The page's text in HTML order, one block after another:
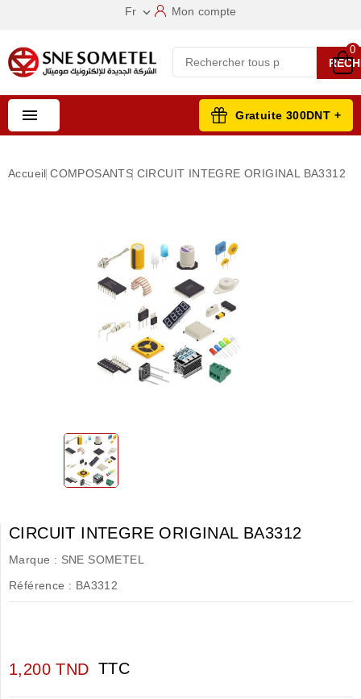
Fr  Mon compte
0
 Gratuite 300DNT +
Accueil COMPOSANTS CIRCUIT INTEGRE ORIGINAL BA3312
CIRCUIT INTEGRE ORIGINAL BA3312
Marque : SNE SOMETEL
Référence : BA3312
1,200 TND TTC